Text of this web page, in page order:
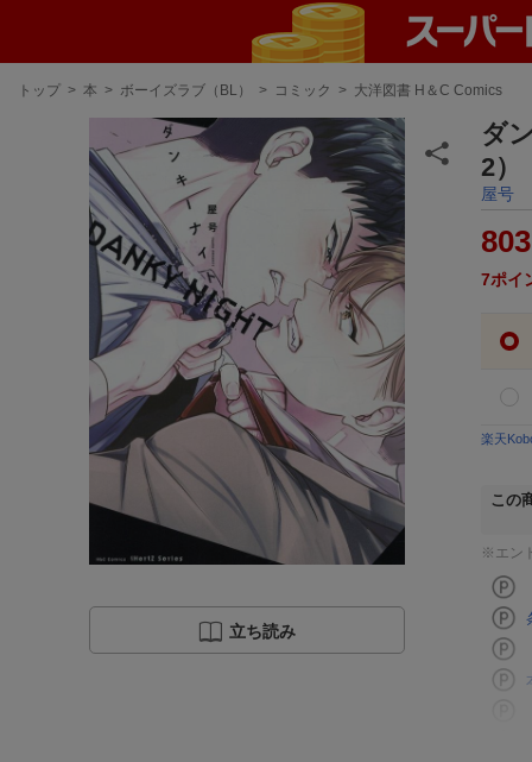
現
トップ > 本 > ボーイズラブ（BL） > コミック > 大洋図書 H＆C Comics
立ち読み
ダ
2）
屋号
803
7ポイ
楽天
この
※エン